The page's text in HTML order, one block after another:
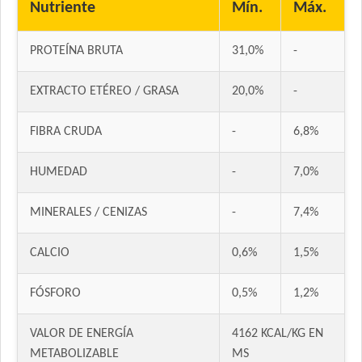
Excellent Gato Adulto Sterilized
Excellent Mantenimiento Gato Adulto
Fawna Gato Esterilizado
Fawna Gato Urinario
Felix Megamix Gato Adulto
Ganacat Gato Adulto Mix
Ganacat Gato Adulto sabor Pescado
Gati Gato Adulto sabor Pescado y Salmón a la Primavera
Gooster Gato Adulto
Gran Campeón Gato Adulto
Nutriente Mín. Máx.
PROTEÍNA BRUTA 31,0% -
EXTRACTO ETÉREO / GRASA 20,0% -
FIBRA CRUDA - 6,8%
HUMEDAD - 7,0%
MINERALES / CENIZAS - 7,4%
CALCIO 0,6% 1,5%
FÓSFORO 0,5% 1,2%
VALOR DE ENERGÍA
METABOLIZABLE
4162 KCAL/KG EN
MS